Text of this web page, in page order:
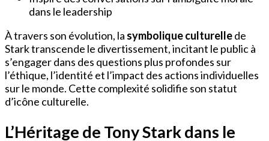
dans le leadership
À travers son évolution, la symbolique culturellede
Stark transcende le divertissement, incitant le public à
s’engager dans des questions plus profondes sur
l’éthique, l’identité et l’impact des actions individuelles
sur le monde. Cette complexité solidifie son statut
d’icône culturelle.
L’Héritage de Tony Stark dans le